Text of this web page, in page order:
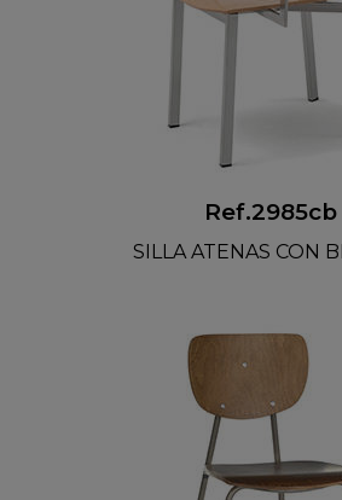
Ref.2985cb
SILLA ATENAS CON